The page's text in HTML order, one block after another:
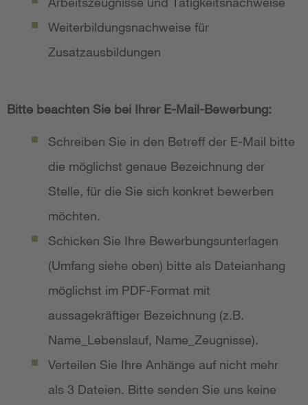
Weiterbildungsnachweise für
Zusatzausbildungen
Bitte beachten Sie bei Ihrer E-Mail-Bewerbung:
Schreiben Sie in den Betreff der E-Mail bitte
die möglichst genaue Bezeichnung der
Stelle, für die Sie sich konkret bewerben
möchten.
Schicken Sie Ihre Bewerbungsunterlagen
(Umfang siehe oben) bitte als Dateianhang
möglichst im PDF-Format mit
aussagekräftiger Bezeichnung (z.B.
Name_Lebenslauf, Name_Zeugnisse).
Verteilen Sie Ihre Anhänge auf nicht mehr
als 3 Dateien. Bitte senden Sie uns keine